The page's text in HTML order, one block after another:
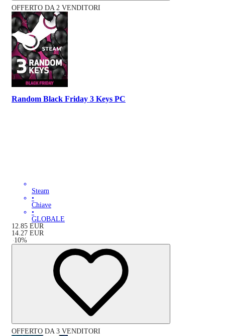
OFFERTO DA 2 VENDITORI
Random Black Friday 3 Keys PC
Steam
•
Chiave
•
GLOBALE
12.85 EUR
14.27 EUR
-10%
OFFERTO DA 3 VENDITORI